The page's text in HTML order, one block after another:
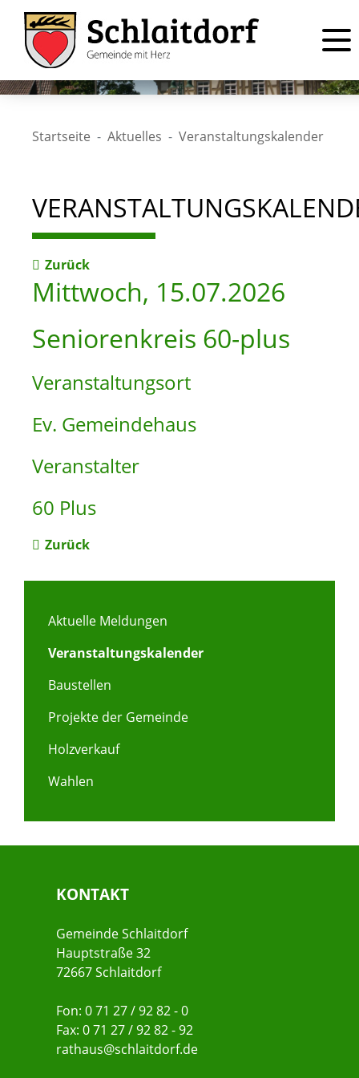
Startseite Aktuelles Veranstaltungskalender
Zurück
Mittwoch, 15.07.2026
Seniorenkreis 60-plus
Veranstaltungsort
Ev. Gemeindehaus
Veranstalter
60 Plus
Zurück
Aktuelle Meldungen
Veranstaltungskalender
Baustellen
Projekte der Gemeinde
Holzverkauf
Wahlen
KONTAKT
Gemeinde Schlaitdorf
Hauptstraße 32
72667 Schlaitdorf
Fon: 0 71 27 / 92 82 - 0
Fax: 0 71 27 / 92 82 - 92
rathaus@schlaitdorf.de